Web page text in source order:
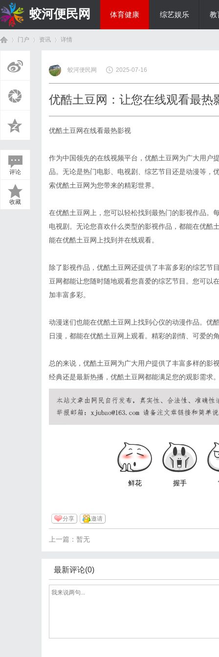
蛟河便民网 体育健康 综艺娱乐 教
门户 资讯
›
详情
评论
收藏
蛟河便民网 2025-07-16
优酷土豆网：让您在线观看最热
优酷土豆网在线看最热影视
作为中国领先的在线视频平台，优酷土豆网为广大用户
品。无论是热门电影、电视剧、综艺节目还是动漫等，
索优酷土豆网为您带来的精彩世界。
在优酷土豆网上，您可以轻松找到最热门的影视作品。
电视剧。无论您喜欢什么类型的影视作品，都能在优酷
能在优酷土豆网上找到并在线观看。
除了影视作品，优酷土豆网还提供了丰富多彩的综艺节
豆网都能让您随时随地观看您喜爱的综艺节目。您可以
加丰富多彩。
动漫迷们也能在优酷土豆网上找到心仪的动漫作品。优
日漫，都能在优酷土豆网上观看。精彩的剧情、可爱的
总的来说，优酷土豆网为广大用户提供了丰富多样的影
经典还是最新热播，优酷土豆网都能满足您的观影需求
鲜花 握手
分享 邀请
上一篇：暂无
最新评论(0)